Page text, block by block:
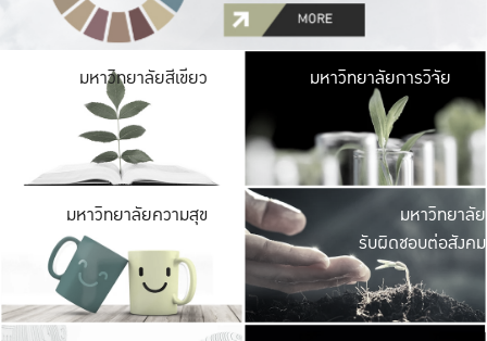
มหาวิทยาลัยสีเขียว มหาวิ
มีพื้นที่เขียวสดใส
เป็นป่าในเมือง เกษต
มหาวิทยาลัยการวิจัย
มหาวิทยาลัยความสุข มหาวิ
ค
เปิดประ
และพบเรื่องราวใ
มหาวิทยาลัย
รับผิดชอบต่อสังคม